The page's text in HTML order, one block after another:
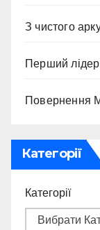
З чистого
Перший лідер
Повернення
Категорії
Категорії